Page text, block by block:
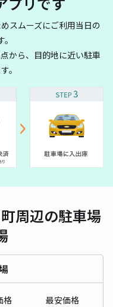
スムーズにご利用当日の
から、目的地に近い駐車
。
周辺の駐車場
格 最安価格